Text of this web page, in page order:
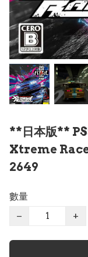
**日本版**
Xtreme
2649
數量
−
+